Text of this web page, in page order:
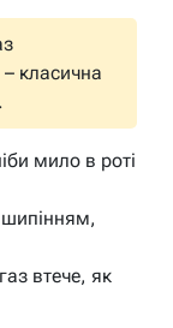
– класична
мило в роті
шипінням,
втече, як